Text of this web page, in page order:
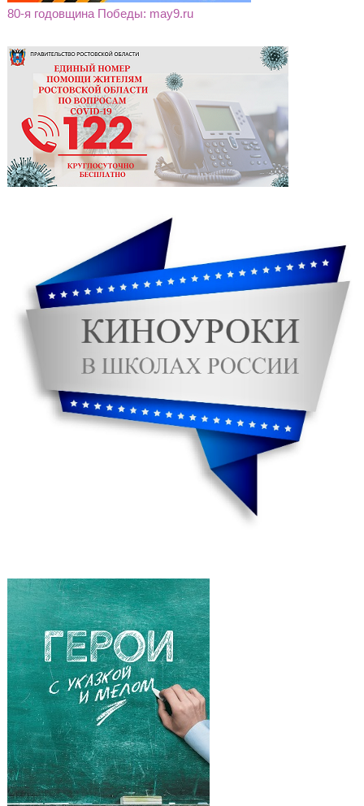
80-я годовщина Победы: may9.ru